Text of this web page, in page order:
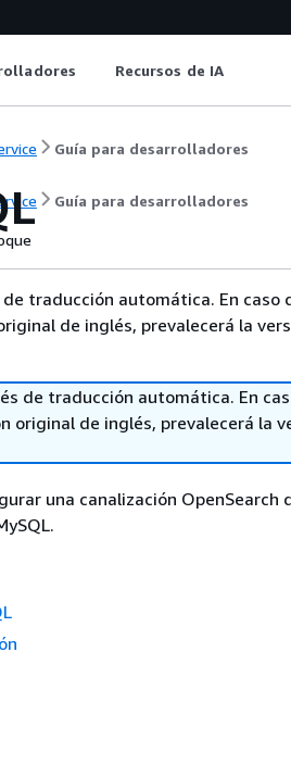
Recursos de IA
Guía para desarrolladores
Guía para desarrolladores
traducción automática. En caso
de inglés, prevalecerá la
de traducción automática. En
original de inglés, prevalecerá la
una canalización OpenSearch